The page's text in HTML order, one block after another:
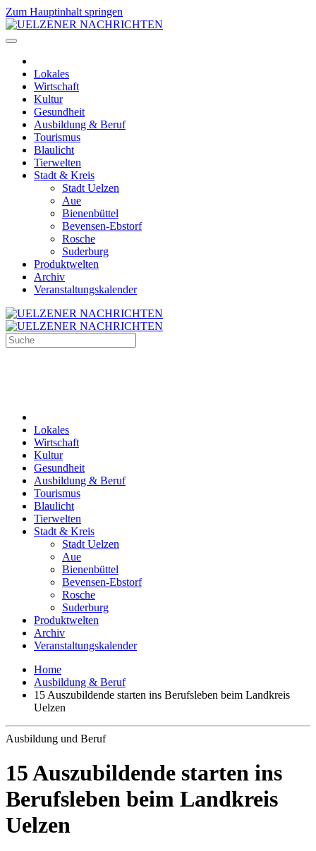
Zum Hauptinhalt springen
Lokales
Wirtschaft
Kultur
Gesundheit
Ausbildung & Beruf
Tourismus
Blaulicht
Tierwelten
Stadt & Kreis
Stadt Uelzen
Aue
Bienenbüttel
Bevensen-Ebstorf
Rosche
Suderburg
Produktwelten
Archiv
Veranstaltungskalender
Lokales
Wirtschaft
Kultur
Gesundheit
Ausbildung & Beruf
Tourismus
Blaulicht
Tierwelten
Stadt & Kreis
Stadt Uelzen
Aue
Bienenbüttel
Bevensen-Ebstorf
Rosche
Suderburg
Produktwelten
Archiv
Veranstaltungskalender
Home
Ausbildung & Beruf
15 Auszubildende starten ins Berufsleben beim Landkreis
Uelzen
Ausbildung und Beruf
15 Auszubildende starten ins
Berufsleben beim Landkreis
Uelzen